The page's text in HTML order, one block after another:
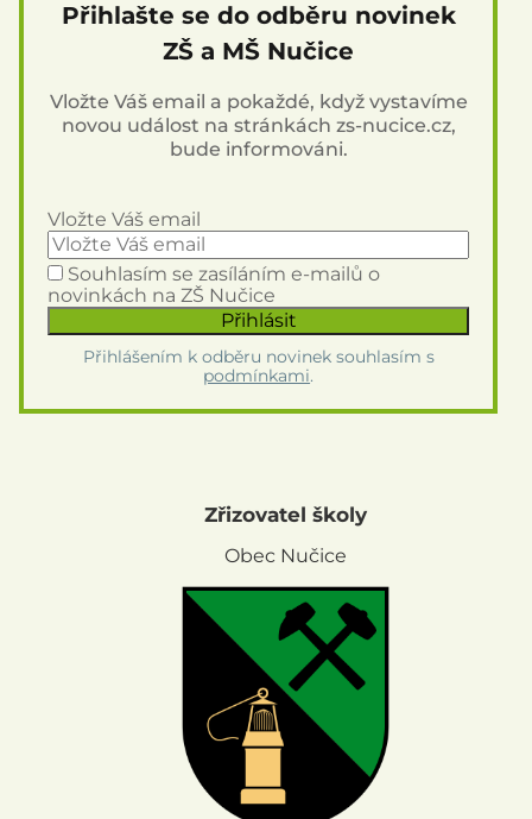
Přihlašte se do odběru novinek
ZŠ a MŠ Nučice
Vložte Váš email a pokaždé, když vystavíme
novou událost na stránkách zs-nucice.cz,
bude informováni.
Vložte Váš email
Souhlasím se zasíláním e-mailů o
novinkách na ZŠ Nučice
Přihlášením k odběru novinek souhlasím s
podmínkami.
Zřizovatel školy
Obec Nučice